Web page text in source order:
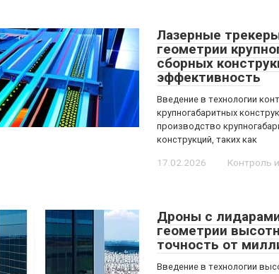
Лазерные
геометрии
сборных
эффективность
Введение в технологии
крупногабаритных
производство
конструкций, таких как
17.02.2026 Контроль
Дроны с
геометрии
точность от
Введение в технологии